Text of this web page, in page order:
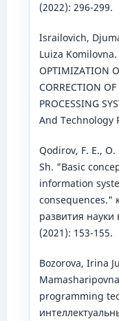
(2022): 296-299.
Israilovich,
Luiza Komilovna.
OPTIMIZATION
CORRECTION
PROCESSING
And Technology
Qodirov, F. E.,
Sh. "Basic
information
consequences."
развития
(2021): 153-155.
Bozorova, Irina
programming